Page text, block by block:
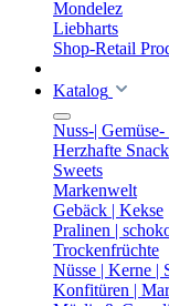
Mondelez
Liebharts
Shop-Retail
Katalog
Nuss-|
Herzhafte
Sweets
Markenwelt
Gebäck | Kekse
Pralinen |
Trockenfrüchte
Nüsse | Kerne |
Konfitüren |